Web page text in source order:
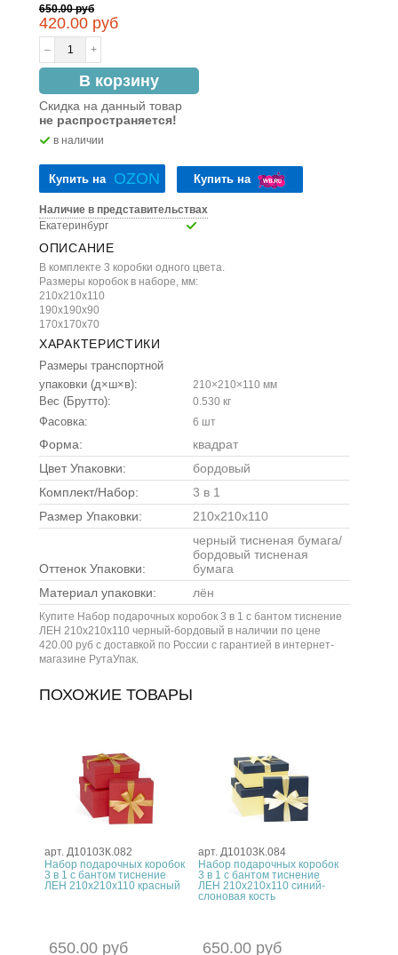
650.00 руб
420.00 руб
– +
В корзину
Скидка на данный товар
не распространяется!
в наличии
Купить на OZON Купить на
Наличие в представительствах
Екатеринбург
ОПИСАНИЕ
В комплекте 3 коробки одного цвета.
Размеры коробок в наборе, мм:
210х210х110
190х190х90
170х170х70
ХАРАКТЕРИСТИКИ
Размеры транспортной
упаковки (д×ш×в):
210×210×110 мм
Вес (Брутто): 0.530 кг
Фасовка: 6 шт
Форма:
квадрат
Цвет Упаковки:
бордовый
Комплект/Набор:
3 в 1
Размер Упаковки:
210x210x110
Оттенок Упаковки:
черный тисненая бумага/
бордовый тисненая
бумага
Материал упаковки:
лён
Купите Набор подарочных коробок 3 в 1 с бантом тиснение
ЛЕН 210x210x110 черный-бордовый в наличии по цене
420.00 руб с доставкой по России с гарантией в интернет-
магазине РутаУпак.
ПОХОЖИЕ ТОВАРЫ
арт. Д10103К.082
Набор подарочных коробок
3 в 1 с бантом тиснение
ЛЕН 210x210x110 красный
650.00 руб
арт. Д10103К.084
Набор подарочных коробок
3 в 1 с бантом тиснение
ЛЕН 210x210x110 синий-
слоновая кость
650.00 руб